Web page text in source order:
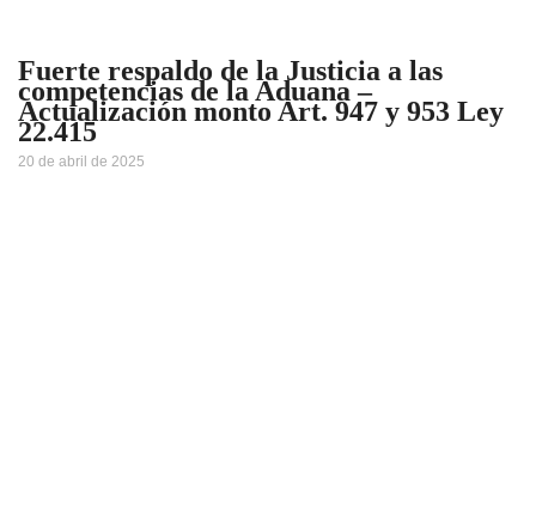
Fuerte respaldo de la Justicia a las
competencias de la Aduana –
Actualización monto Art. 947 y 953 Ley
22.415
20 de abril de 2025